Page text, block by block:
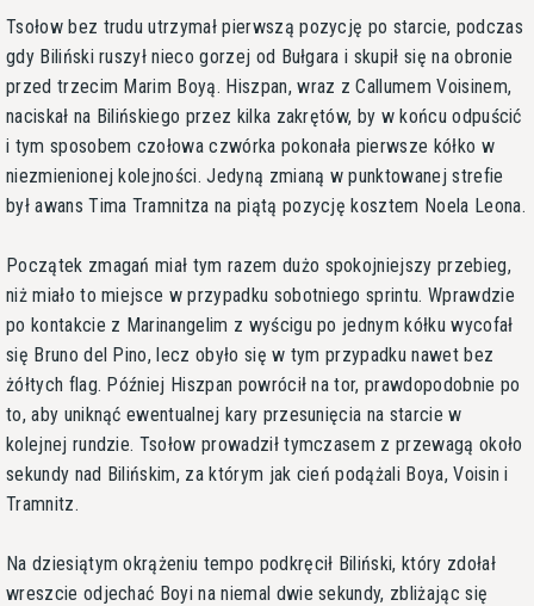
Tsołow bez trudu utrzymał pierwszą pozycję po starcie, podczas
gdy Biliński ruszył nieco gorzej od Bułgara i skupił się na obronie
przed trzecim Marim Boyą. Hiszpan, wraz z Callumem Voisinem,
naciskał na Bilińskiego przez kilka zakrętów, by w końcu odpuścić
i tym sposobem czołowa czwórka pokonała pierwsze kółko w
niezmienionej kolejności. Jedyną zmianą w punktowanej strefie
był awans Tima Tramnitza na piątą pozycję kosztem Noela Leona.
Początek zmagań miał tym razem dużo spokojniejszy przebieg,
niż miało to miejsce w przypadku sobotniego sprintu. Wprawdzie
po kontakcie z Marinangelim z wyścigu po jednym kółku wycofał
się Bruno del Pino, lecz obyło się w tym przypadku nawet bez
żółtych flag. Później Hiszpan powrócił na tor, prawdopodobnie po
to, aby uniknąć ewentualnej kary przesunięcia na starcie w
kolejnej rundzie. Tsołow prowadził tymczasem z przewagą około
sekundy nad Bilińskim, za którym jak cień podążali Boya, Voisin i
Tramnitz.
Na dziesiątym okrążeniu tempo podkręcił Biliński, który zdołał
wreszcie odjechać Boyi na niemal dwie sekundy, zbliżając się